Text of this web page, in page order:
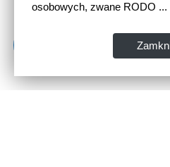
osobowych, zwane RODO ...